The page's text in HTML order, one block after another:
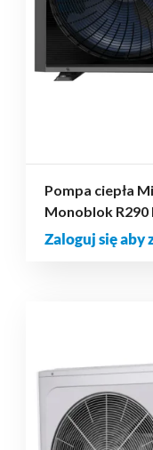
Pompa ciepła
Monoblok R290
Zaloguj się aby